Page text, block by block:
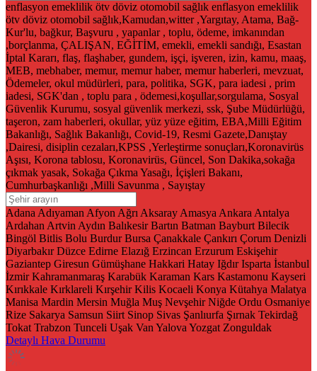
enflasyon emeklilik ötv döviz otomobil sağlık enflasyon emeklilik
ötv döviz otomobil sağlık,Kamudan,witter ,Yargıtay, Atama, Bağ-
Kur'lu, bağkur, Başvuru , yapanlar , toplu, ödeme, imkanından
,borçlanma, ÇALIŞAN, EĞİTİM, emekli, emekli sandığı, Esastan
İptal Kararı, flaş, flaşhaber, gundem, işçi, işveren, izin, kamu, maaş,
MEB, mebhaber, memur, memur haber, memur haberleri, mevzuat,
Ödemeler, okul müdürleri, para, politika, SGK, para iadesi , prim
iadesi, SGK'dan , toplu para , ödemesi,koşullar,sorgulama, Sosyal
Güvenlik Kurumu, sosyal güvenlik merkezi, ssk, Şube Müdürlüğü,
taşeron, zam haberleri, okullar, yüz yüze eğitim, EBA,Milli Eğitim
Bakanlığı, Sağlık Bakanlığı, Covid-19, Resmi Gazete,Danıştay
,Dairesi, disiplin cezaları,KPSS ,Yerleştirme sonuçları,Koronavirüs
Aşısı, Korona tablosu, Koronavirüs, Güncel, Son Dakika,sokağa
çıkmak yasak, Sokağa Çıkma Yasağı, İçişleri Bakanı,
Cumhurbaşkanlığı ,Milli Savunma , Sayıştay
Adana Adıyaman Afyon Ağrı Aksaray Amasya Ankara Antalya
Ardahan Artvin Aydın Balıkesir Bartın Batman Bayburt Bilecik
Bingöl Bitlis Bolu Burdur Bursa Çanakkale Çankırı Çorum Denizli
Diyarbakır Düzce Edirne Elazığ Erzincan Erzurum Eskişehir
Gaziantep Giresun Gümüşhane Hakkari Hatay Iğdır Isparta İstanbul
İzmir Kahramanmaraş Karabük Karaman Kars Kastamonu Kayseri
Kırıkkale Kırklareli Kırşehir Kilis Kocaeli Konya Kütahya Malatya
Manisa Mardin Mersin Muğla Muş Nevşehir Niğde Ordu Osmaniye
Rize Sakarya Samsun Siirt Sinop Sivas Şanlıurfa Şırnak Tekirdağ
Tokat Trabzon Tunceli Uşak Van Yalova Yozgat Zonguldak
Detaylı Hava Durumu